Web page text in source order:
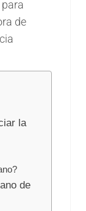
de
la
de